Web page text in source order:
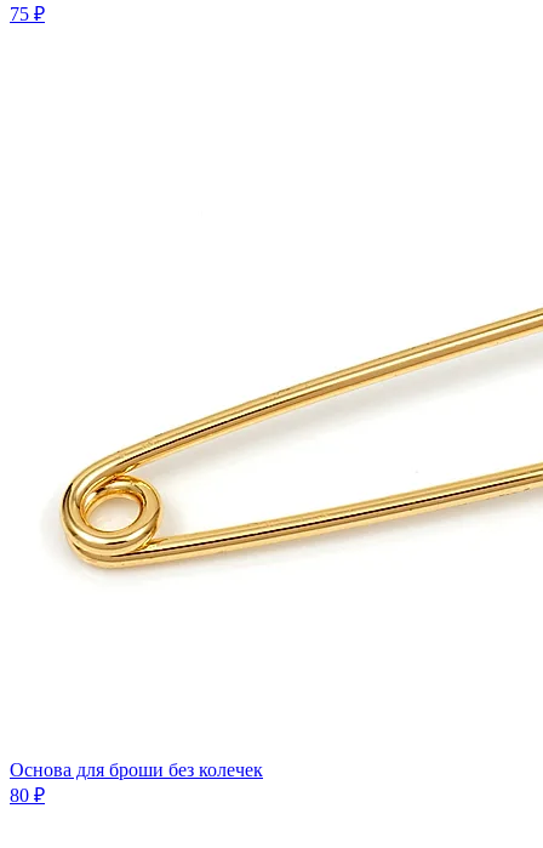
75 ₽
Основа для броши без колечек
80 ₽